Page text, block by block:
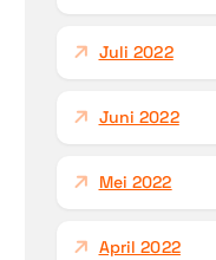
Juli 2022
Juni 2022
Mei 2022
April 2022